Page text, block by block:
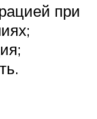
при